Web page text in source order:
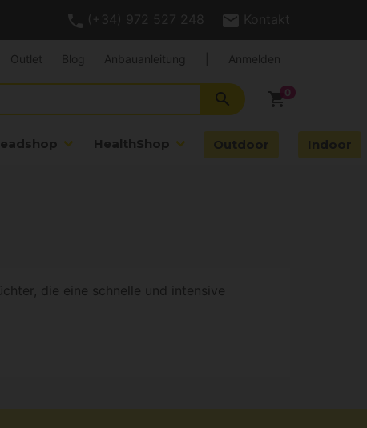
(+34) 972 527 248 Kontakt
shopping_cart
search
HealthShop Outdoor Indoor
Outlet Blog Anbauanleitung Anmelden
die eine schnelle und intensive